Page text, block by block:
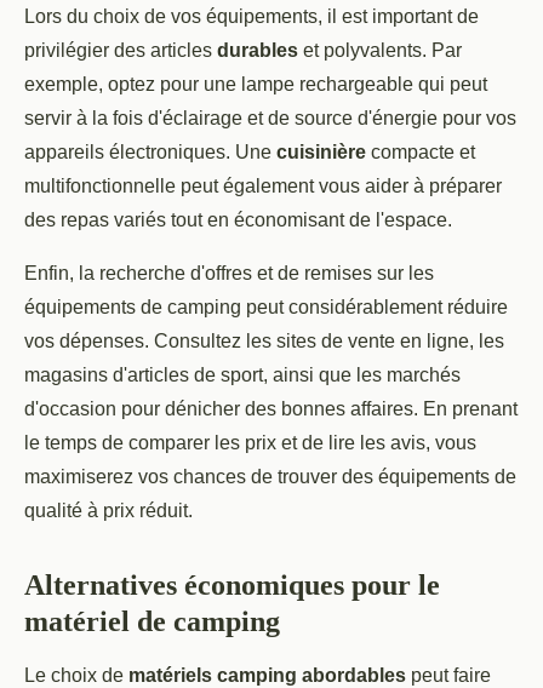
Lors du choix de vos équipements, il est important de
privilégier des articles durables et polyvalents. Par
exemple, optez pour une lampe rechargeable qui peut
servir à la fois d'éclairage et de source d'énergie pour vos
appareils électroniques. Une cuisinière compacte et
multifonctionnelle peut également vous aider à préparer
des repas variés tout en économisant de l'espace.
Enfin, la recherche d'offres et de remises sur les
équipements de camping peut considérablement réduire
vos dépenses. Consultez les sites de vente en ligne, les
magasins d'articles de sport, ainsi que les marchés
d'occasion pour dénicher des bonnes affaires. En prenant
le temps de comparer les prix et de lire les avis, vous
maximiserez vos chances de trouver des équipements de
qualité à prix réduit.
Alternatives économiques pour le
matériel de camping
Le choix de matériels camping abordables peut faire